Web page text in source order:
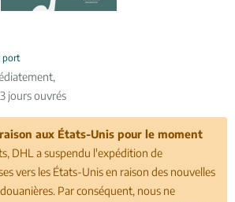
port
jours ouvrés
aux États-Unis pour le moment
DHL a suspendu l'expédition de
vers les États-Unis en raison des nouvelles
Par conséquent, nous ne